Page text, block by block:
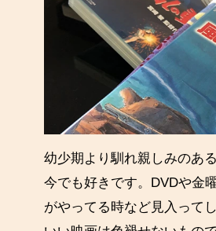
幼少期より馴れ親しみのあ
今でも好きです。DVDや金
がやってる時など見入って